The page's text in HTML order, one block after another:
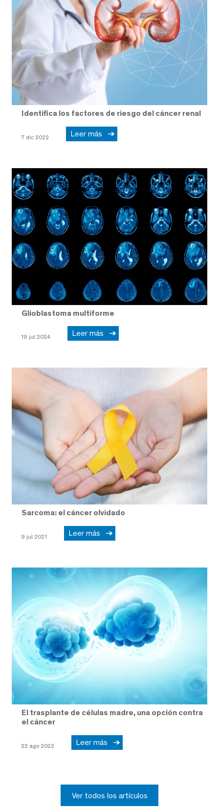
Identifica los factores de riesgo del cáncer renal
7 dic 2022 Leer más
Glioblastoma multiforme
19 jul 2024 Leer más
Sarcoma: el cáncer olvidado
9 jul 2021 Leer más
El trasplante de células madre, una opción contra
el cáncer
22 ago 2022 Leer más
Ver todos los artículos